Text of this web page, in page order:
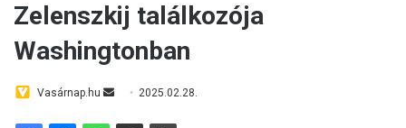
Zelenszkij találkozója
Washingtonban
Vasárnap.hu 2025.02.28.